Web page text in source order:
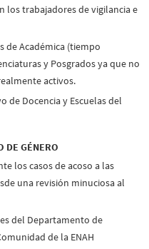
los trabajadores de vigilancia e
de Académica (tiempo
y Posgrados ya que no
activos.
de Docencia y Escuelas del
DE GÉNERO
los casos de acoso a las
una revisión minuciosa al
del Departamento de
de la ENAH